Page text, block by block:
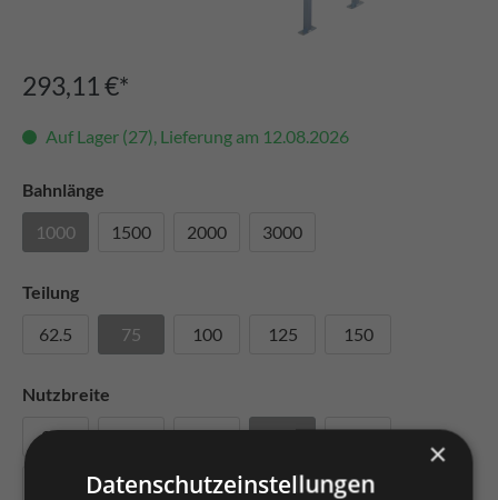
293,11 €*
Auf Lager (27), Lieferung am 12.08.2026
Bahnlänge
1000
1500 2000 3000
Teilung
62.5
75 100 125 150
Nutzbreite
200
300 400 500 600 ×
Datenschutzeinstellungen